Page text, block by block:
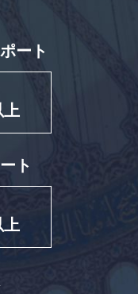
ート
上
ト
上